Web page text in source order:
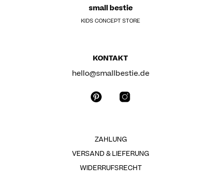
small bestie
KIDS CONCEPT STORE
KONTAKT
hello@smallbestie.de
ZAHLUNG
VERSAND & LIEFERUNG
WIDERRUFSRECHT